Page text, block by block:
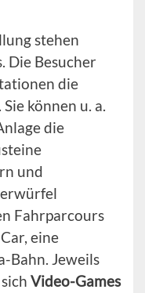
stehen
Die Besucher
die
. Sie können u. a.
die
und
Fahrparcours
eine
Bahn. Jeweils
Video-Games